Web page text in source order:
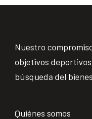
Nuestro
objetivos
búsqueda del
Quiénes somos